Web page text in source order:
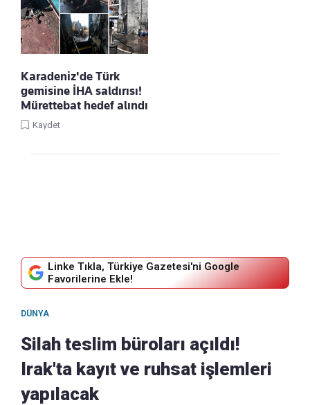
Karadeniz'de Türk
gemisine İHA saldırısı!
Mürettebat hedef alındı
Kaydet
Linke Tıkla, Türkiye Gazetesi'ni Google
Favorilerine Ekle!
DÜNYA
Silah teslim büroları açıldı!
Irak'ta kayıt ve ruhsat işlemleri
yapılacak